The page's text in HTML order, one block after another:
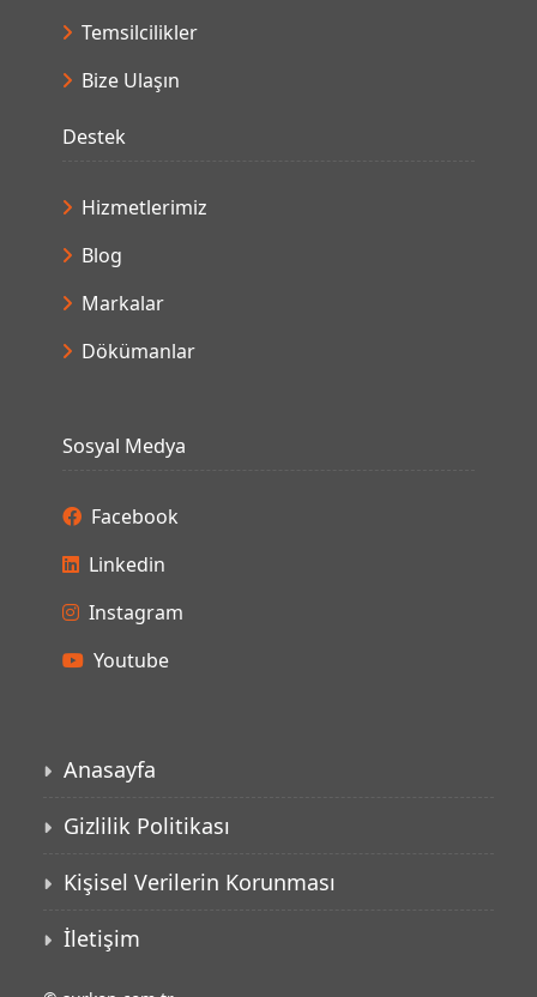
Temsilcilikler
Bize Ulaşın
Destek
Hizmetlerimiz
Blog
Markalar
Dökümanlar
Sosyal Medya
Facebook
Linkedin
Instagram
Youtube
Anasayfa
Gizlilik Politikası
Kişisel Verilerin Korunması
İletişim